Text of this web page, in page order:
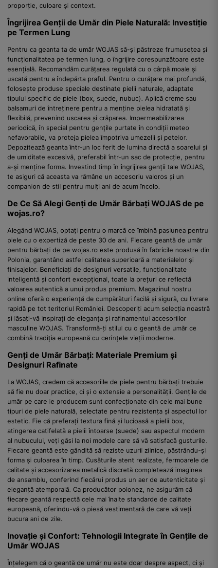
proporție, culoare și context.
Îngrijirea Genții de Umăr din Piele Naturală: Investiție
pe Termen Lung
Pentru ca geanta ta de umăr WOJAS să-și păstreze frumusețea și
funcționalitatea pe termen lung, o îngrijire corespunzătoare este
esențială. Recomandăm curățarea regulată cu o cârpă moale și
uscată pentru a îndepărta praful. Pentru o curățare mai profundă,
folosește produse speciale destinate pielii naturale, adaptate
tipului specific de piele (box, suede, nubuc). Aplică creme sau
balsamuri de întreținere pentru a menține pielea hidratată și
flexibilă, prevenind uscarea și crăparea. Impermeabilizarea
periodică, în special pentru gențile purtate în condiții meteo
nefavorabile, va proteja pielea împotriva umezelii și petelor.
Depozitează geanta într-un loc ferit de lumina directă a soarelui și
de umiditate excesivă, preferabil într-un sac de protecție, pentru
a-și menține forma. Investind timp în îngrijirea genții tale WOJAS,
te asiguri că aceasta va rămâne un accesoriu valoros și un
companion de stil pentru mulți ani de acum încolo.
De Ce Să Alegi Genți de Umăr Bărbați WOJAS de pe
wojas.ro?
Alegând WOJAS, optați pentru o marcă ce îmbină pasiunea pentru
piele cu o expertiză de peste 30 de ani. Fiecare geantă de umăr
pentru bărbați de pe wojas.ro este produsă în fabricile noastre din
Polonia, garantând astfel calitatea superioară a materialelor și
finisajelor. Beneficiați de designuri versatile, funcționalitate
inteligentă și confort excepțional, toate la prețuri ce reflectă
valoarea autentică a unui produs premium. Magazinul nostru
online oferă o experiență de cumpărături facilă și sigură, cu livrare
rapidă pe tot teritoriul României. Descoperiți acum selecția noastră
și lăsați-vă inspirați de eleganța și rafinamentul accesoriilor
masculine WOJAS. Transformă-ți stilul cu o geantă de umăr ce
combină tradiția europeană cu cerințele vieții moderne.
Genți de Umăr Bărbați: Materiale Premium și
Designuri Rafinate
La WOJAS, credem că accesoriile de piele pentru bărbați trebuie
să fie nu doar practice, ci și o extensie a personalității. Gențile de
umăr pe care le producem sunt confecționate din cele mai bune
tipuri de piele naturală, selectate pentru rezistența și aspectul lor
estetic. Fie că preferați textura fină și lucioasă a pielii box,
atingerea catifelată a pielii întoarse (suede) sau aspectul modern
al nubucului, veți găsi la noi modele care să vă satisfacă gusturile.
Fiecare geantă este gândită să reziste uzurii zilnice, păstrându-și
forma și culoarea în timp. Cusăturile atent realizate, fermoarele de
calitate și accesorizarea metalică discretă completează imaginea
de ansamblu, conferind fiecărui produs un aer de autenticitate și
eleganță atemporală. Ca producător polonez, ne asigurăm că
fiecare geantă respectă cele mai înalte standarde de calitate
europeană, oferindu-vă o piesă vestimentară de care vă veți
bucura ani de zile.
Inovație și Confort: Tehnologii Integrate în Gențile de
Umăr WOJAS
Înțelegem că o geantă de umăr nu este doar despre aspect, ci și